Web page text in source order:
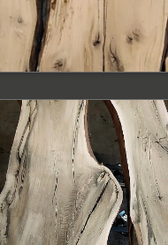
PODOBNE PRODUKTY
Blat dębowy
z krawędzią
naturalną